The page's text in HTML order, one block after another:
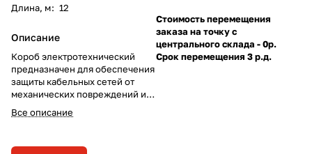
Длина, м: 12
Описание
Короб электротехнический
предназначен для обеспечения
защиты кабельных сетей от
механических повреждений и
препятствия горению.
Все описание
Стоимость перемещения
заказа на точку с
центрального склада - 0р.
Срок перемещения 3 р.д.